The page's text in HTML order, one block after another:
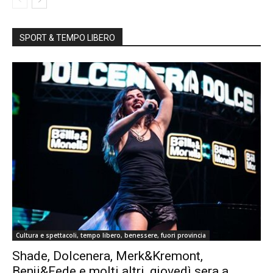
SPORT & TEMPO LIBERO
Cultura e spettacoli, tempo libero, benessere, fuori provincia
Shade, Dolcenera, Merk&Kremont,